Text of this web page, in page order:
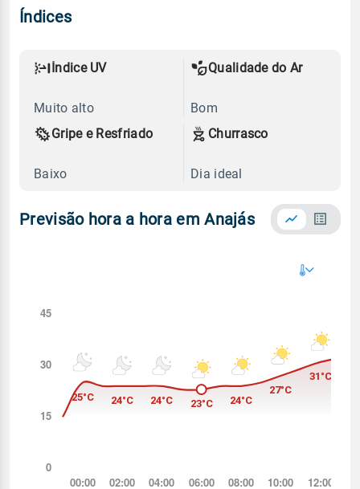
Índices
Índice UV
Muito alto
Qualidade do Ar
Bom
Gripe e Resfriado
Baixo
Churrasco
Dia ideal
Previsão hora a hora em Anajás